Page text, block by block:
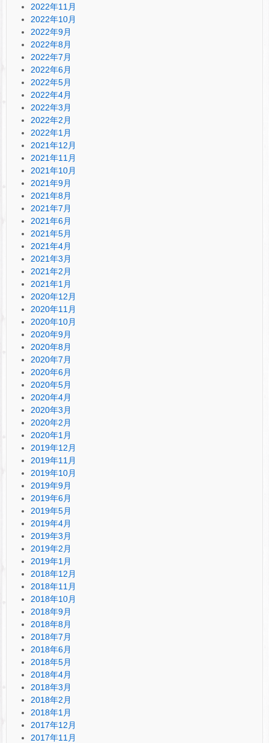
2022年11月
2022年10月
2022年9月
2022年8月
2022年7月
2022年6月
2022年5月
2022年4月
2022年3月
2022年2月
2022年1月
2021年12月
2021年11月
2021年10月
2021年9月
2021年8月
2021年7月
2021年6月
2021年5月
2021年4月
2021年3月
2021年2月
2021年1月
2020年12月
2020年11月
2020年10月
2020年9月
2020年8月
2020年7月
2020年6月
2020年5月
2020年4月
2020年3月
2020年2月
2020年1月
2019年12月
2019年11月
2019年10月
2019年9月
2019年6月
2019年5月
2019年4月
2019年3月
2019年2月
2019年1月
2018年12月
2018年11月
2018年10月
2018年9月
2018年8月
2018年7月
2018年6月
2018年5月
2018年4月
2018年3月
2018年2月
2018年1月
2017年12月
2017年11月